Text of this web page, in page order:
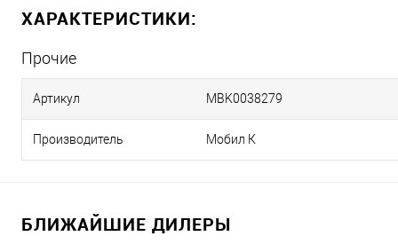
ХАРАКТЕРИСТИКИ:
Прочие
Артикул MBK0038279
Производитель Мобил К
БЛИЖАЙШИЕ ДИЛЕРЫ